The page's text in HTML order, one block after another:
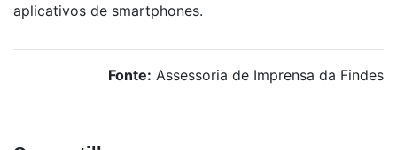
aplicativos de smartphones.
Fonte: Assessoria de Imprensa da Findes